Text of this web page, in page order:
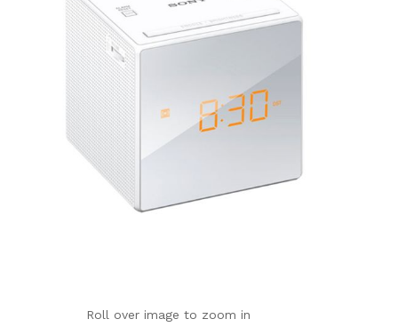
Roll over image to zoom in